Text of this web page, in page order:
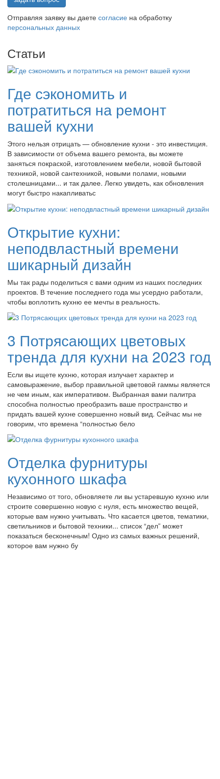
Отправляя заявку вы даете согласие на обработку
персональных данных
Статьи
Где сэкономить и
потратиться на ремонт
вашей кухни
Этого нельзя отрицать — обновление кухни - это инвестиция.
В зависимости от объема вашего ремонта, вы можете
заняться покраской, изготовлением мебели, новой бытовой
техникой, новой сантехникой, новыми полами, новыми
столешницами... и так далее. Легко увидеть, как обновления
могут быстро накапливатьс
Открытие кухни:
неподвластный времени
шикарный дизайн
Мы так рады поделиться с вами одним из наших последних
проектов. В течение последнего года мы усердно работали,
чтобы воплотить кухню ее мечты в реальность.
3 Потрясающих цветовых
тренда для кухни на 2023 год
Если вы ищете кухню, которая излучает характер и
самовыражение, выбор правильной цветовой гаммы является
не чем иным, как императивом. Выбранная вами палитра
способна полностью преобразить ваше пространство и
придать вашей кухне совершенно новый вид. Сейчас мы не
говорим, что времена “полностью бело
Отделка фурнитуры
кухонного шкафа
Независимо от того, обновляете ли вы устаревшую кухню или
строите совершенно новую с нуля, есть множество вещей,
которые вам нужно учитывать. Что касается цветов, тематики,
светильников и бытовой техники... список “дел” может
показаться бесконечным! Одно из самых важных решений,
которое вам нужно бу